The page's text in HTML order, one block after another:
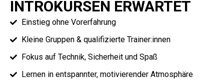
INTROKURSEN ERWARTET
Einstieg ohne Vorerfahrung
Kleine Gruppen & qualifizierte Trainer:innen
Fokus auf Technik, Sicherheit und Spaß
Lernen in entspannter, motivierender Atmosphäre